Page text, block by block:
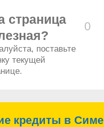
страница
поставьте
текущей
0
кредиты в Симе